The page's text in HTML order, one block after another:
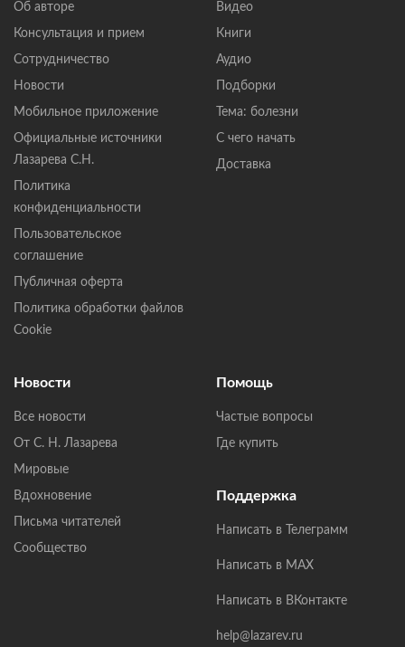
Об авторе
Консультация и прием
Сотрудничество
Новости
Мобильное приложение
Официальные источники
Лазарева С.Н.
Политика
конфиденциальности
Пользовательское
соглашение
Публичная оферта
Политика обработки файлов
Cookie
Видео
Книги
Аудио
Подборки
Тема: болезни
С чего начать
Доставка
Новости
Все новости
От С. Н. Лазарева
Мировые
Вдохновение
Письма читателей
Сообщество
Помощь
Частые вопросы
Где купить
Поддержка
Написать в Телеграмм
Написать в MAX
Написать в ВКонтакте
help@lazarev.ru